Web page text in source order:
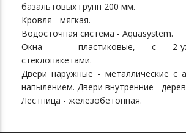
базальтовых групп 200 мм.
Кровля - мягкая.
Водосточная система - Aquasystem.
Окна - пластиковые, с 2-
стеклопакетами.
Двери наружные - металлические с
напылением. Двери внутренние -
Лестница - железобетонная.